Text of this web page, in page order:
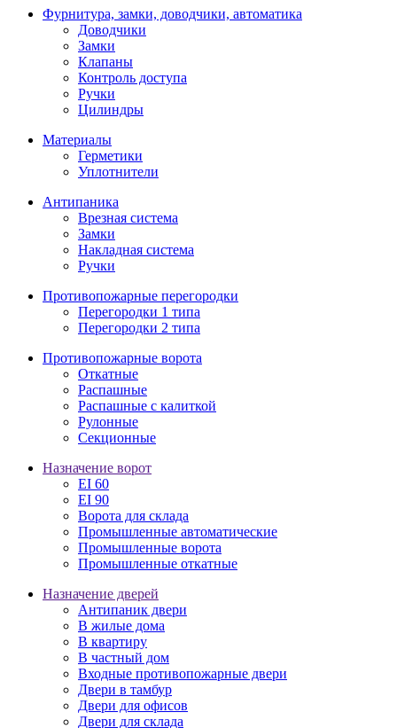
Фурнитура, замки, доводчики, автоматика
Доводчики
Замки
Клапаны
Контроль доступа
Ручки
Цилиндры
Материалы
Герметики
Уплотнители
Антипаника
Врезная система
Замки
Накладная система
Ручки
Противопожарные перегородки
Перегородки 1 типа
Перегородки 2 типа
Противопожарные ворота
Откатные
Распашные
Распашные с калиткой
Рулонные
Секционные
Назначение ворот
EI 60
EI 90
Ворота для склада
Промышленные автоматические
Промышленные ворота
Промышленные откатные
Назначение дверей
Антипаник двери
В жилые дома
В квартиру
В частный дом
Входные противопожарные двери
Двери в тамбур
Двери для офисов
Двери для склада